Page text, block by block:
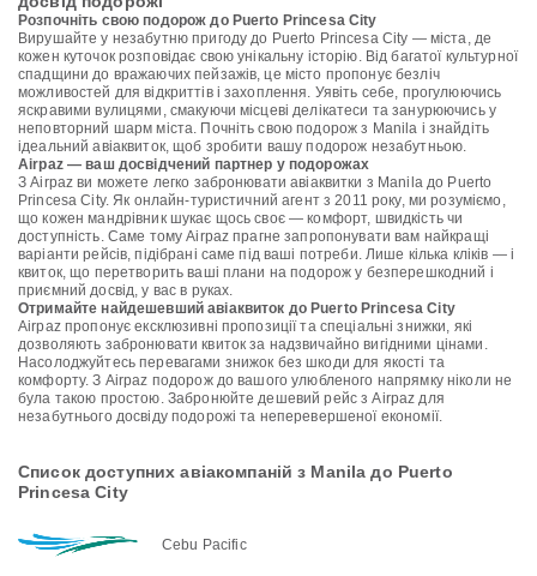
Розпочніть свою подорож до Puerto Princesa City
Вирушайте у незабутню пригоду до Puerto Princesa City — міста, де
кожен куточок розповідає свою унікальну історію. Від багатої культурної
спадщини до вражаючих пейзажів, це місто пропонує безліч
можливостей для відкриттів і захоплення. Уявіть себе, прогулюючись
яскравими вулицями, смакуючи місцеві делікатеси та занурюючись у
неповторний шарм міста. Почніть свою подорож з Manila і знайдіть
ідеальний авіаквиток, щоб зробити вашу подорож незабутньою.
Airpaz — ваш досвідчений партнер у подорожах
З Airpaz ви можете легко забронювати авіаквитки з Manila до Puerto
Princesa City. Як онлайн-туристичний агент з 2011 року, ми розуміємо,
що кожен мандрівник шукає щось своє — комфорт, швидкість чи
доступність. Саме тому Airpaz прагне запропонувати вам найкращі
варіанти рейсів, підібрані саме під ваші потреби. Лише кілька кліків — і
квиток, що перетворить ваші плани на подорож у безперешкодний і
приємний досвід, у вас в руках.
Отримайте найдешевший авіаквиток до Puerto Princesa City
Airpaz пропонує ексклюзивні пропозиції та спеціальні знижки, які
дозволяють забронювати квиток за надзвичайно вигідними цінами.
Насолоджуйтесь перевагами знижок без шкоди для якості та
комфорту. З Airpaz подорож до вашого улюбленого напрямку ніколи не
була такою простою. Забронюйте дешевий рейс з Airpaz для
незабутнього досвіду подорожі та неперевершеної економії.
Список доступних авіакомпаній з Manila до Puerto
Princesa City
Cebu Pacific